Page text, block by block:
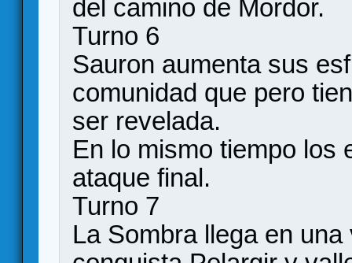
del camino de Mordor.
Turno 6
Sauron aumenta sus
comunidad que pero
ser revelada.
En lo mismo tiempo los
ataque final.
Turno 7
La Sombra llega en